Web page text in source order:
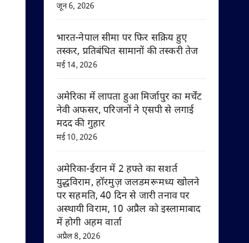
जून 6, 2026
भारत-नेपाल सीमा पर फिर सक्रिय हुए
तस्कर, प्रतिबंधित सामानों की तस्करी तेज
मई 14, 2026
अमेरिका में लापता हुआ मिर्जापुर का मर्चेंट
नेवी अफसर, परिजनों ने एसपी से लगाई
मदद की गुहार
मई 10, 2026
अमेरिका-ईरान में 2 हफ्ते का सशर्त
युद्धविराम, हॉरमुज़ जलडमरूमध्य खोलने
पर सहमति, 40 दिन से जारी तनाव पर
अस्थायी विराम, 10 अप्रैल को इस्लामाबाद
में होगी अहम वार्ता
अप्रैल 8, 2026